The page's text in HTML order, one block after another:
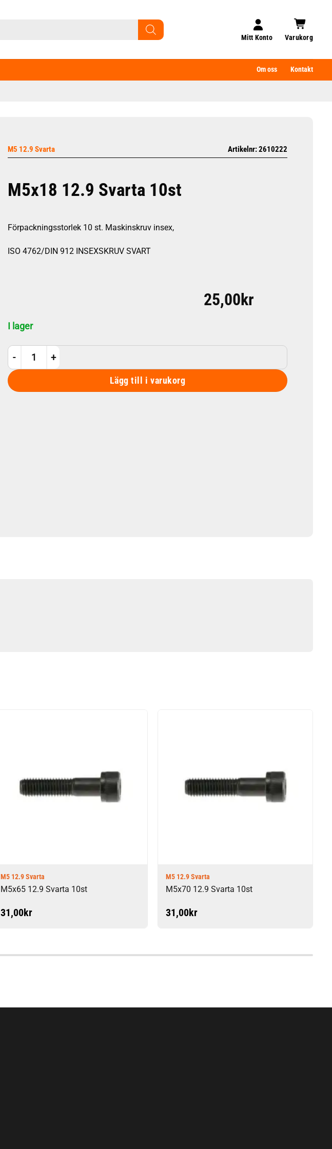
Mitt Konto Varukorg
Om oss Kontakt
M5 12.9 Svarta Artikelnr: 2610222
M5x18 12.9 Svarta 10st
Förpackningsstorlek 10 st. Maskinskruv insex,
ISO 4762/DIN 912 INSEXSKRUV SVART
25,00kr
I lager
M5x18 12.9 Svarta 10st mängd
Lägg till i varukorg
M5 12.9 Svarta
M5x65 12.9 Svarta 10st
31,00kr
M5 12.9 Svarta
M5x70 12.9 Svarta 10st
31,00kr